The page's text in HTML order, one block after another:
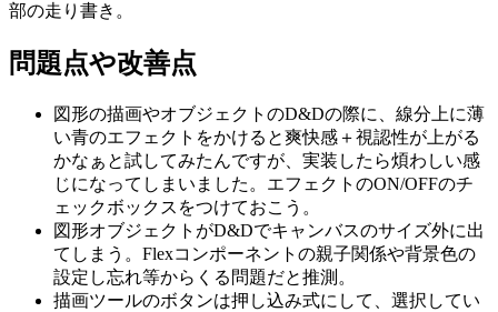
部の走り書き。
問題点や改善点
図形の描画やオブジェクトのD&Dの際に、線分上に薄
い青のエフェクトをかけると爽快感＋視認性が上がる
かなぁと試してみたんですが、実装したら煩わしい感
じになってしまいました。エフェクトのON/OFFのチ
ェックボックスをつけておこう。
図形オブジェクトがD&Dでキャンバスのサイズ外に出
てしまう。Flexコンポーネントの親子関係や背景色の
設定し忘れ等からくる問題だと推測。
描画ツールのボタンは押し込み式にして、選択してい